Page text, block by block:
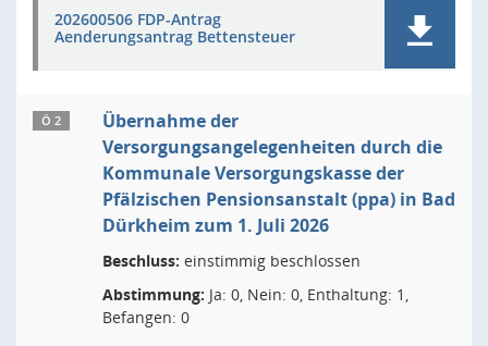
202600506 FDP-Antrag
Aenderungsantrag Bettensteuer
Ö 2
Übernahme der
Versorgungsangelegenheiten durch die
Kommunale Versorgungskasse der
Pfälzischen Pensionsanstalt (ppa) in Bad
Dürkheim zum 1. Juli 2026
Beschluss: einstimmig beschlossen
Abstimmung: Ja: 0, Nein: 0, Enthaltung: 1,
Befangen: 0